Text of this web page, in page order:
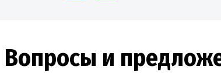
Вопросы и